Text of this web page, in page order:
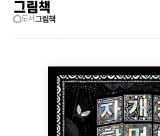
그림책
도서그림책